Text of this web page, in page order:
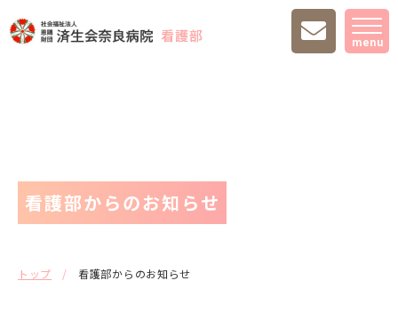
menu
看護部からのお知らせ
トップ 看護部からのお知らせ